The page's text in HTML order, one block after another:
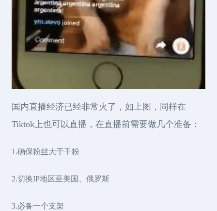
国内直播经济已经非常火了，如上图，同样在
Tiktok上也可以直播，在直播前需要做几个准备：
1.确保粉丝大于千粉
2.切换IP地区至美国、俄罗斯
3.必备一个支架